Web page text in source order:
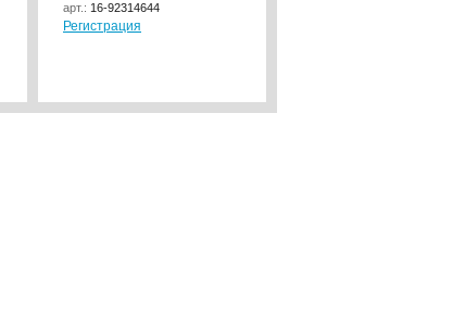
арт.: 16-92314644
Регистрация